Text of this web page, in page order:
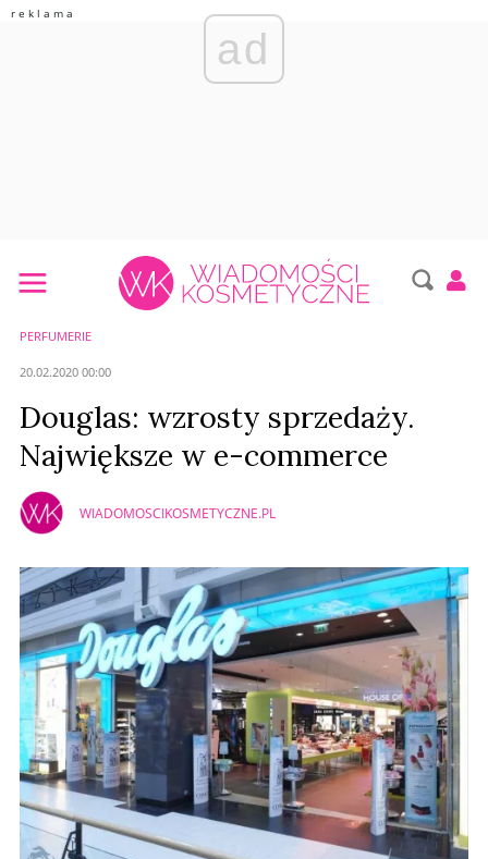
ad
PERFUMERIE
20.02.2020 00:00
Douglas: wzrosty sprzedaży.
Największe w e-commerce
WIADOMOSCIKOSMETYCZNE.PL